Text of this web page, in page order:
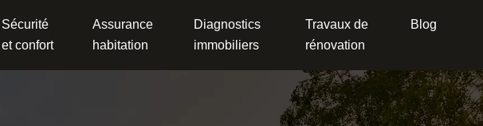
Sécurité
et confort
Assurance
habitation
Diagnostics
immobiliers
Travaux de
rénovation
Blog